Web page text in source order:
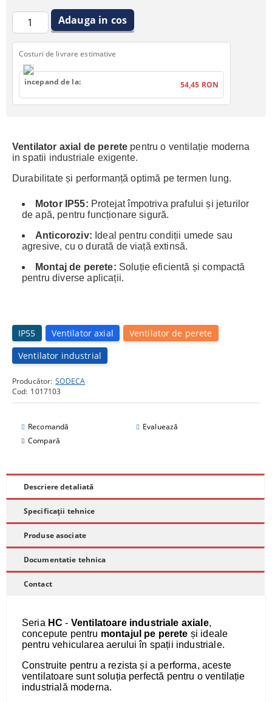
Ventilator axial de perete pentru o ventilație moderna
in spatii industriale exigente.
Durabilitate și performanță optimă pe termen lung.
Motor IP55: Protejat împotriva prafului și jeturilor
de apă, pentru funcționare sigură.
Anticoroziv: Ideal pentru condiții umede sau
agresive, cu o durată de viață extinsă.
Montaj de perete: Soluție eficientă și compactă
pentru diverse aplicații.
IP55 Ventilator axial
Ventilator de perete
Ventilator industrial
Producător: SODECA
Cod: 1017103
Recomandă
Evaluează
Compară
Costuri de livrare estimative
incepand de la: 54,45 RON
Descriere detaliată
Specificații tehnice
Produse asociate
Documentatie tehnica
Contact
Seria HC - Ventilatoare industriale axiale,
concepute pentru montajul pe perete și ideale
pentru vehicularea aerului în spații industriale.
Construite pentru a rezista și a performa, aceste
ventilatoare sunt soluția perfectă pentru o ventilație
industrială moderna.